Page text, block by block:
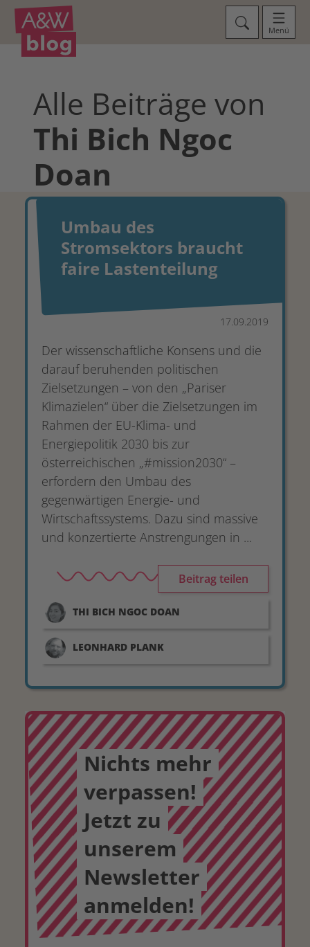
Menü
Alle Beiträge von
Thi Bich Ngoc
Doan
Umbau des
Stromsektors braucht
faire Lastenteilung
Der wissenschaftliche Konsens und die
darauf beruhenden politischen
Zielsetzungen – von den „Pariser
Klimazielen“ über die Zielsetzungen im
Rahmen der EU-Klima- und
Energiepolitik 2030 bis zur
österreichischen „#mission2030“ –
erfordern den Umbau des
gegenwärtigen Energie- und
Wirtschaftssystems. Dazu sind massive
und konzertierte Anstrengungen in ...
Beitrag teilen
THI BICH NGOC DOAN
LEONHARD PLANK
17.09.2019
Nichts mehr
verpassen!
Jetzt zu
unserem
Newsletter
anmelden!